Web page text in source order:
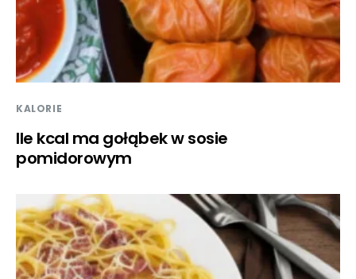
KALORIE
Ile kcal ma gołąbek w sosie
pomidorowym